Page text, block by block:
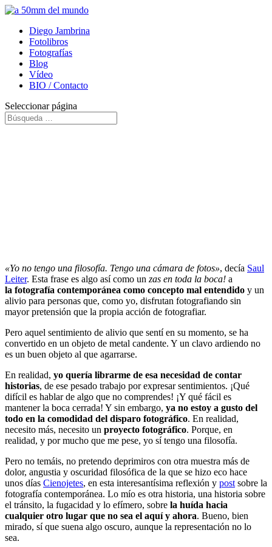
Diego Jambrina
Fotolibros
Fotografías
Blog
Vídeo
BIO / Contacto
Seleccionar página
«Yo no tengo una filosofía. Tengo una cámara de fotos», decía Saul
Leiter. Esta frase es algo así como un zas en toda la boca! a
la fotografía contemporánea como concepto mal entendido y un
alivio para personas que, como yo, disfrutan fotografiando sin
mayor pretensión que la propia acción de fotografiar.
Pero aquel sentimiento de alivio que sentí en su momento, se ha
convertido en un objeto de metal candente. Y un clavo ardiendo no
es un buen objeto al que agarrarse.
En realidad, yo quería librarme de esa necesidad de contar
historias, de ese pesado trabajo por expresar sentimientos. ¡Qué
difícil es hablar de algo que no comprendes! ¡Y qué fácil es
mantener la boca cerrada! Y sin embargo, ya no estoy a gusto del
todo en la comodidad del disparo fotográfico. En realidad,
necesito más, necesito un proyecto fotográfico. Porque, en
realidad, y por mucho que me pese, yo sí tengo una filosofía.
Pero no temáis, no pretendo deprimiros con otra muestra más de
dolor, angustia y oscuridad filosófica de la que se hizo eco hace
unos días Cienojetes, en esta interesantísima reflexión y post sobre la
fotografía contemporánea. Lo mío es otra historia, una historia sobre
el tránsito, la fugacidad y lo efímero, sobre la huída hacia
cualquier otro lugar que no sea el aquí y ahora. Bueno, bien
mirado, sí que suena algo oscuro, aunque la representación no lo
sea.